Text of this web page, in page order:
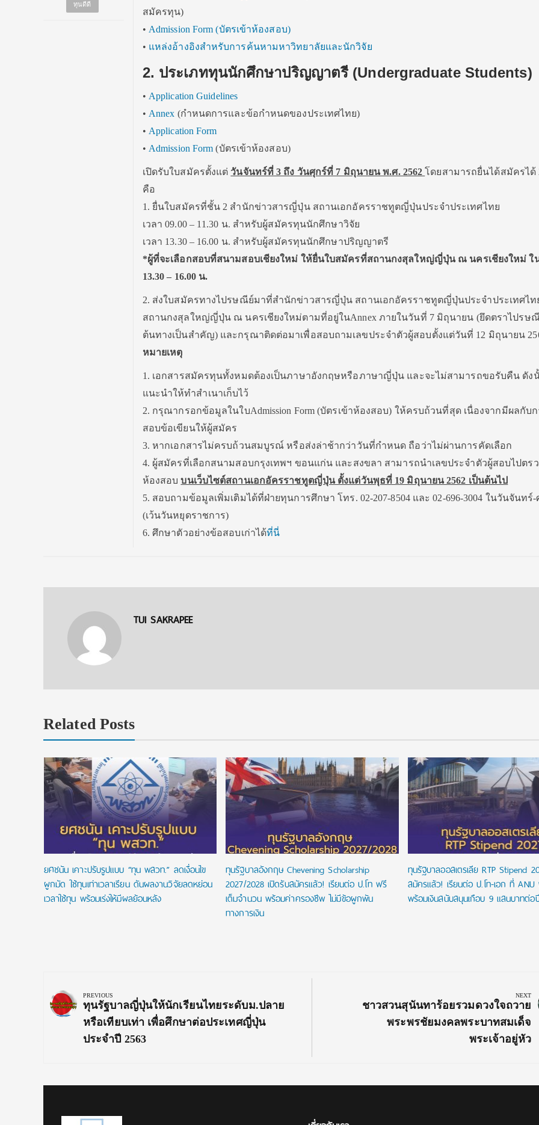
ทุนดีดี
สมัครทุน)
• Admission Form (บัตรเข้าห้องสอบ)
• แหล่งอ้างอิงสำหรับการค้นหามหาวิทยาลัยและนักวิจัย
2. ประเภททุนนักศึกษาปริญญาตรี (Undergraduate Students)
• Application Guidelines
• Annex (กำหนดการและข้อกำหนดของประเทศไทย)
• Application Form
• Admission Form (บัตรเข้าห้องสอบ)
เปิดรับใบสมัครตั้งแต่ วันจันทร์ที่ 3 ถึง วันศุกร์ที่ 7 มิถุนายน พ.ศ. 2562โดยสามารถยื่นได้สมัครได้
คือ
1. ยื่นใบสมัครที่ชั้น 2 สำนักข่าวสารญี่ปุ่น สถานเอกอัครราชทูตญี่ปุ่นประจำประเทศไทย
เวลา 09.00 – 11.30 น. สำหรับผู้สมัครทุนนักศึกษาวิจัย
เวลา 13.30 – 16.00 น. สำหรับผู้สมัครทุนนักศึกษาปริญญาตรี
*ผู้ที่จะเลือกสอบที่สนามสอบเชียงใหม่ ให้ยื่นใบสมัครที่สถานกงสุลใหญ่ญี่ปุ่น ณ นครเชียงใหม่ ใน
13.30 – 16.00 น.
2. ส่งใบสมัครทางไปรษณีย์มาที่สำนักข่าวสารญี่ปุ่น สถานเอกอัครราชทูตญี่ปุ่นประจำประเทศไท
สถานกงสุลใหญ่ญี่ปุ่น ณ นครเชียงใหม่ตามที่อยู่ในAnnex ภายในวันที่ 7 มิถุนายน (ยึดตราไปรษ
ต้นทางเป็นสำคัญ) และกรุณาติดต่อมาเพื่อสอบถามเลขประจำตัวผู้สอบตั้งแต่วันที่ 12 มิถุนายน
หมายเหตุ
1. เอกสารสมัครทุนทั้งหมดต้องเป็นภาษาอังกฤษหรือภาษาญี่ปุ่น และจะไม่สามารถขอรับคืน ดัง
แนะนำให้ทำสำเนาเก็บไว้
2. กรุณากรอกข้อมูลในใบAdmission Form (บัตรเข้าห้องสอบ) ให้ครบถ้วนที่สุด เนื่องจากมีผลกับ
สอบข้อเขียนให้ผู้สมัคร
3. หากเอกสารไม่ครบถ้วนสมบูรณ์ หรือส่งล่าช้ากว่าวันที่กำหนด ถือว่าไม่ผ่านการคัดเลือก
4. ผู้สมัครที่เลือกสนามสอบกรุงเทพฯ ขอนแก่น และสงขลา สามารถนำเลขประจำตัวผู้สอบไปตร
ห้องสอบบนเว็บไซต์สถานเอกอัครราชทูตญี่ปุ่น ตั้งแต่วันพุธที่ 19 มิถุนายน 2562 เป็นต้นไป
5. สอบถามข้อมูลเพิ่มเติมได้ที่ฝ่ายทุนการศึกษา โทร. 02-207-8504 และ 02-696-3004 ในวันจันทร์-
(เว้นวันหยุดราชการ)
6. ศึกษาตัวอย่างข้อสอบเก่าได้ที่นี่
TUI SAKRAPEE
Related Posts
ยศชนัน เคาะปรับรูปแบบ “ทุน พสวท.” ลดเงื่อนไข
ผูกมัด ใช้ทุนเท่าเวลาเรียน ดันผลงานวิจัยลดหย่อน
เวลาใช้ทุน พร้อมเร่งให้มีผลย้อนหลัง
ทุนรัฐบาลอังกฤษ Chevening Scholarship
2027/2028 เปิดรับสมัครแล้ว! เรียนต่อ ป.โท ฟรี
เต็มจำนวน พร้อมค่าครองชีพ ไม่มีข้อผูกพัน
ทางการเงิน
ทุนรัฐบาลออสเตรเลีย RTP Stipend
สมัครแล้ว! เรียนต่อ ป.โท-เอก ที่ ANU
พร้อมเงินสนับสนุนเกือบ 9 แสนบาทต่อ
navigation
PREVIOUS
Previous
Post:
ทุนรัฐบาลญี่ปุ่นให้นักเรียนไทยระดับม.ปลาย
หรือเทียบเท่า เพื่อศึกษาต่อประเทศญี่ปุ่น
ประจำปี 2563
NEXT
Next
ชาวสวนสุนันทาร้อยรวมดวงใจถวาย
พระพรชัยมงคลพระบาทสมเด็จ
พระเจ้าอยู่หัว